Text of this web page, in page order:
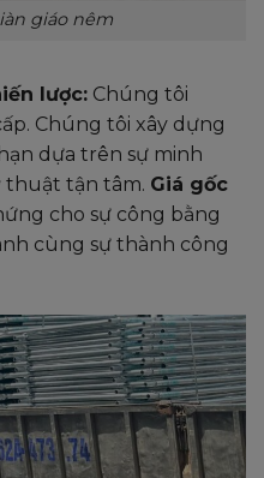
giáo nêm
lược:Chúng tôi
Chúng tôi xây dựng
dựa trên sự minh
thuật tận tâm. Giá gốc
cho sự công bằng
cùng sự thành công